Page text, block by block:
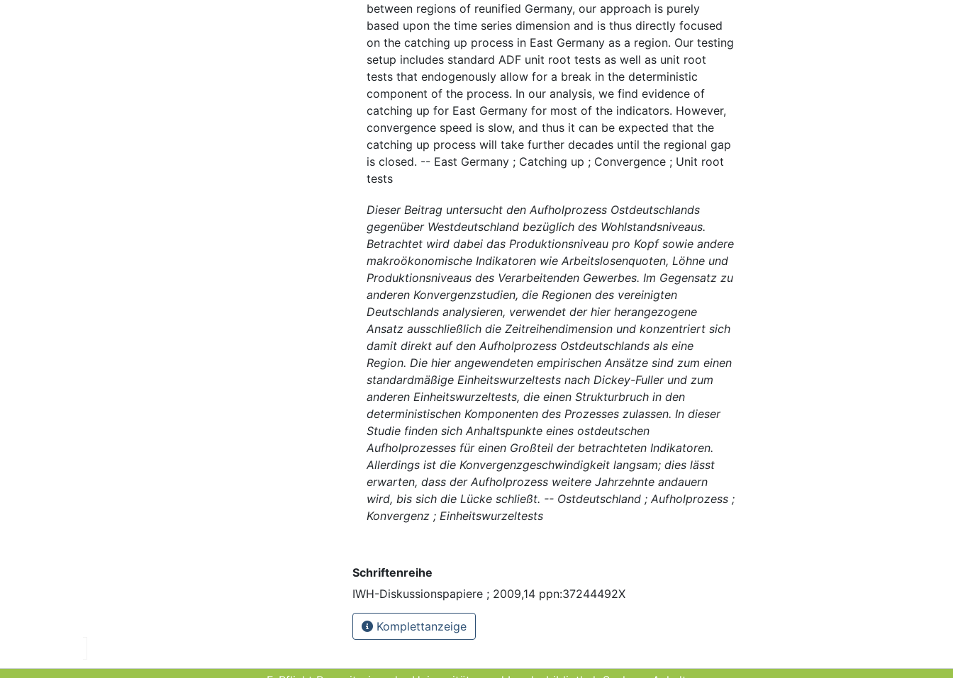
between regions of reunified Germany, our approach is purely
based upon the time series dimension and is thus directly focused
on the catching up process in East Germany as a region. Our testing
setup includes standard ADF unit root tests as well as unit root
tests that endogenously allow for a break in the deterministic
component of the process. In our analysis, we find evidence of
catching up for East Germany for most of the indicators. However,
convergence speed is slow, and thus it can be expected that the
catching up process will take further decades until the regional gap
is closed. -- East Germany ; Catching up ; Convergence ; Unit root
tests
Dieser Beitrag untersucht den Aufholprozess Ostdeutschlands
gegenüber Westdeutschland bezüglich des Wohlstandsniveaus.
Betrachtet wird dabei das Produktionsniveau pro Kopf sowie andere
makroökonomische Indikatoren wie Arbeitslosenquoten, Löhne und
Produktionsniveaus des Verarbeitenden Gewerbes. Im Gegensatz zu
anderen Konvergenzstudien, die Regionen des vereinigten
Deutschlands analysieren, verwendet der hier herangezogene
Ansatz ausschließlich die Zeitreihendimension und konzentriert sich
damit direkt auf den Aufholprozess Ostdeutschlands als eine
Region. Die hier angewendeten empirischen Ansätze sind zum einen
standardmäßige Einheitswurzeltests nach Dickey-Fuller und zum
anderen Einheitswurzeltests, die einen Strukturbruch in den
deterministischen Komponenten des Prozesses zulassen. In dieser
Studie finden sich Anhaltspunkte eines ostdeutschen
Aufholprozesses für einen Großteil der betrachteten Indikatoren.
Allerdings ist die Konvergenzgeschwindigkeit langsam; dies lässt
erwarten, dass der Aufholprozess weitere Jahrzehnte andauern
wird, bis sich die Lücke schließt. -- Ostdeutschland ; Aufholprozess ;
Konvergenz ; Einheitswurzeltests
Schriftenreihe
IWH-Diskussionspapiere ; 2009,14 ppn:37244492X
Komplettanzeige